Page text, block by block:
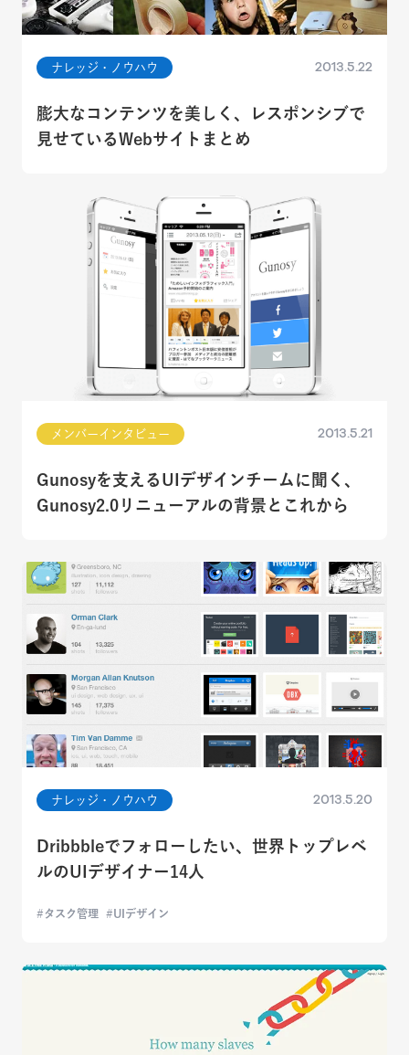
ナレッジ・ノウハウ 2013.5.22
膨大なコンテンツを美しく、レスポンシブで
見せているWebサイトまとめ
メンバーインタビュー 2013.5.21
Gunosyを支えるUIデザインチームに聞く、
Gunosy2.0リニューアルの背景とこれから
ナレッジ・ノウハウ 2013.5.20
Dribbbleでフォローしたい、世界トップレベ
ルのUIデザイナー14人
タスク管理 UIデザイン